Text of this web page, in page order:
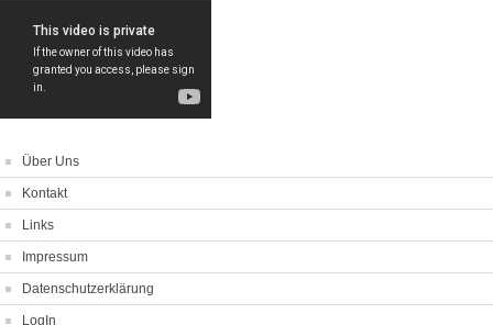
Über Uns
Kontakt
Links
Impressum
Datenschutzerklärung
LogIn